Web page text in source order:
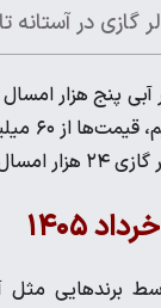
گازی در آستانه
آب می‌خورد.
۱۴۰۵
برند‌هایی مثل